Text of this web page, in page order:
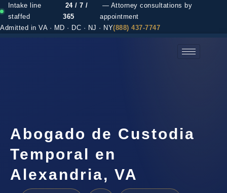
Intake line
staffed
24 / 7 /
365
— Attorney consultations by
appointment
Admitted in VA · MD · DC · NJ · NY(888) 437-7747
Abogado de Custodia
Temporal en
Alexandria, VA